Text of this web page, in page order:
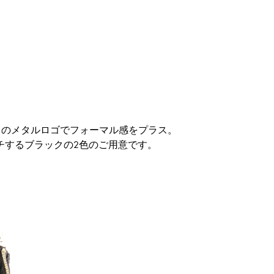
メタルロゴでフォーマル感をプラス。
るブラックの2色のご用意です。